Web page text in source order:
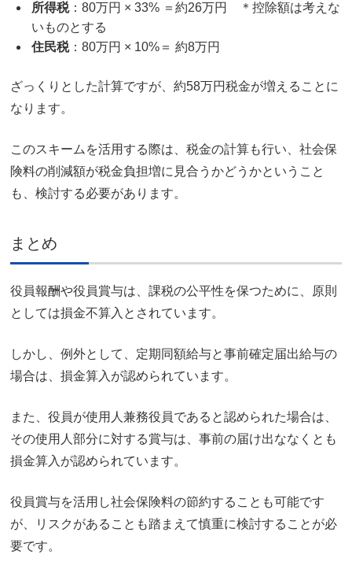
所得税：80万円 × 33% ＝約26万円 ＊控除額は考えな
いものとする
住民税：80万円 × 10%＝ 約8万円
ざっくりとした計算ですが、約58万円税金が増えることに
なります。
このスキームを活用する際は、税金の計算も行い、社会保
険料の削減額が税金負担増に見合うかどうかということ
も、検討する必要があります。
まとめ
役員報酬や役員賞与は、課税の公平性を保つために、原則
としては損金不算入とされています。
しかし、例外として、定期同額給与と事前確定届出給与の
場合は、損金算入が認められています。
また、役員が使用人兼務役員であると認められた場合は、
その使用人部分に対する賞与は、事前の届け出ななくとも
損金算入が認められています。
役員賞与を活用し社会保険料の節約することも可能です
が、リスクがあることも踏まえて慎重に検討することが必
要です。